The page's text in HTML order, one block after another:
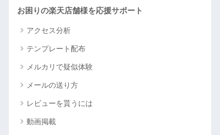
お困りの楽天店舗様を応援サポート
アクセス分析
テンプレート配布
メルカリで疑似体験
メールの送り方
レビューを貰うには
動画掲載